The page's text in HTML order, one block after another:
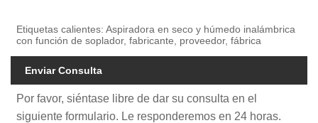
Etiquetas calientes: Aspiradora en seco y húmedo inalámbrica
con función de soplador, fabricante, proveedor, fábrica
Enviar Consulta
Por favor, siéntase libre de dar su consulta en el
siguiente formulario. Le responderemos en 24 horas.